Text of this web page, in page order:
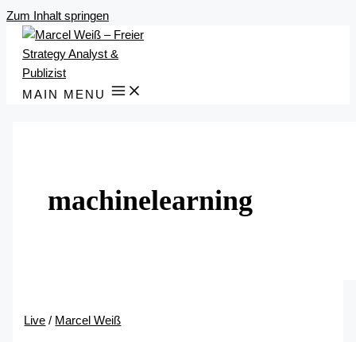
Zum Inhalt springen
MAIN MENU
machinelearning
Live / Marcel Weiß